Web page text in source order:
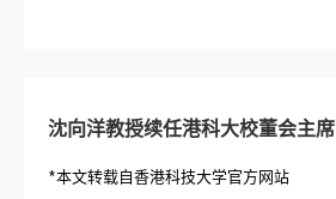
沈向洋教授续任港科大校董会主席
*本文转载自香港科技大学官方网站